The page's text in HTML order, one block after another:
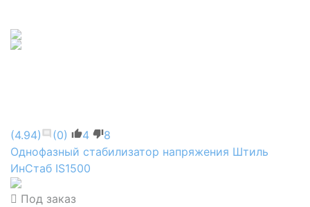
(4.94) (0) 4
8
Однофазный стабилизатор напряжения Штиль
ИнСтаб IS1500
Под заказ